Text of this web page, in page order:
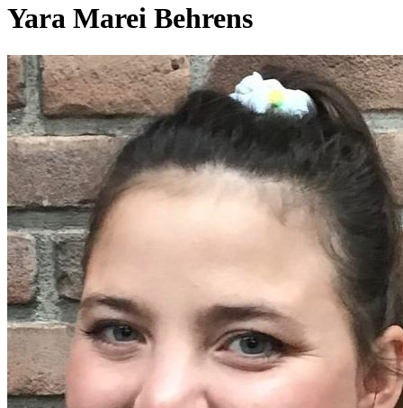
Yara Marei Behrens